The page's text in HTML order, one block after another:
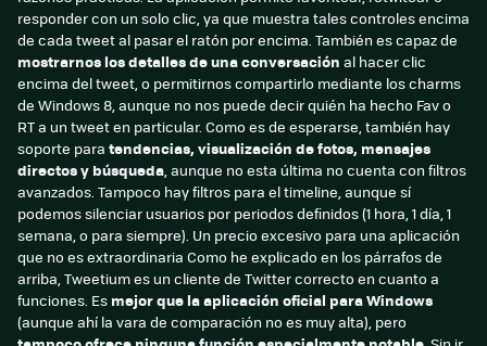
responder con un solo clic, ya que muestra tales controles encima
de cada tweet al pasar el ratón por encima. También es capaz de
mostrarnos los detalles de una conversación al hacer clic
encima del tweet, o permitirnos compartirlo mediante los charms
de Windows 8, aunque no nos puede decir quién ha hecho Fav o
RT a un tweet en particular. Como es de esperarse, también hay
soporte para tendencias, visualización de fotos, mensajes
directos y búsqueda, aunque no esta última no cuenta con filtros
avanzados. Tampoco hay filtros para el timeline, aunque sí
podemos silenciar usuarios por periodos definidos (1 hora, 1 día, 1
semana, o para siempre). Un precio excesivo para una aplicación
que no es extraordinaria Como he explicado en los párrafos de
arriba, Tweetium es un cliente de Twitter correcto en cuanto a
funciones. Es mejor que la aplicación oficial para Windows
(aunque ahí la vara de comparación no es muy alta), pero